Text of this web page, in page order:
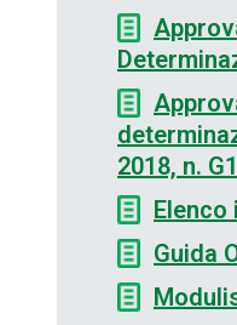
2018, n.
Elenco
Guida